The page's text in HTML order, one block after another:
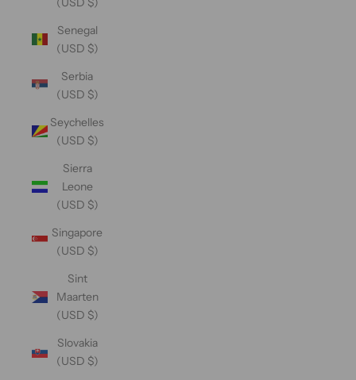
Senegal
(USD $)
Serbia
(USD $)
Seychelles
(USD $)
Sierra
Leone
(USD $)
Singapore
(USD $)
Sint
Maarten
(USD $)
Slovakia
(USD $)